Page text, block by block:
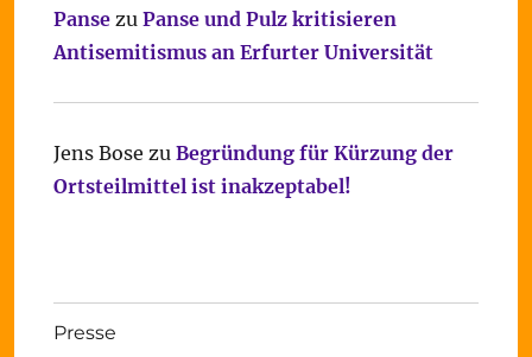
Pansezu Panse und Pulz kritisieren
Antisemitismus an Erfurter Universität
Jens Bose zu Begründung für Kürzung der
Ortsteilmittel ist inakzeptabel!
Presse